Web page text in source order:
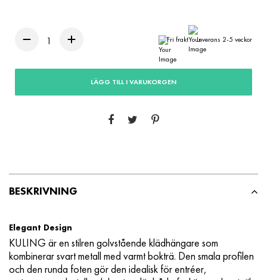
Fri frakt Leverans 2-5 veckor
LÄGG TILL I VARUKORGEN
BESKRIVNING
Elegant Design
KULING är en stilren golvstående klädhängare som
kombinerar svart metall med varmt bokträ. Den smala profilen
och den runda foten gör den idealisk för entréer,